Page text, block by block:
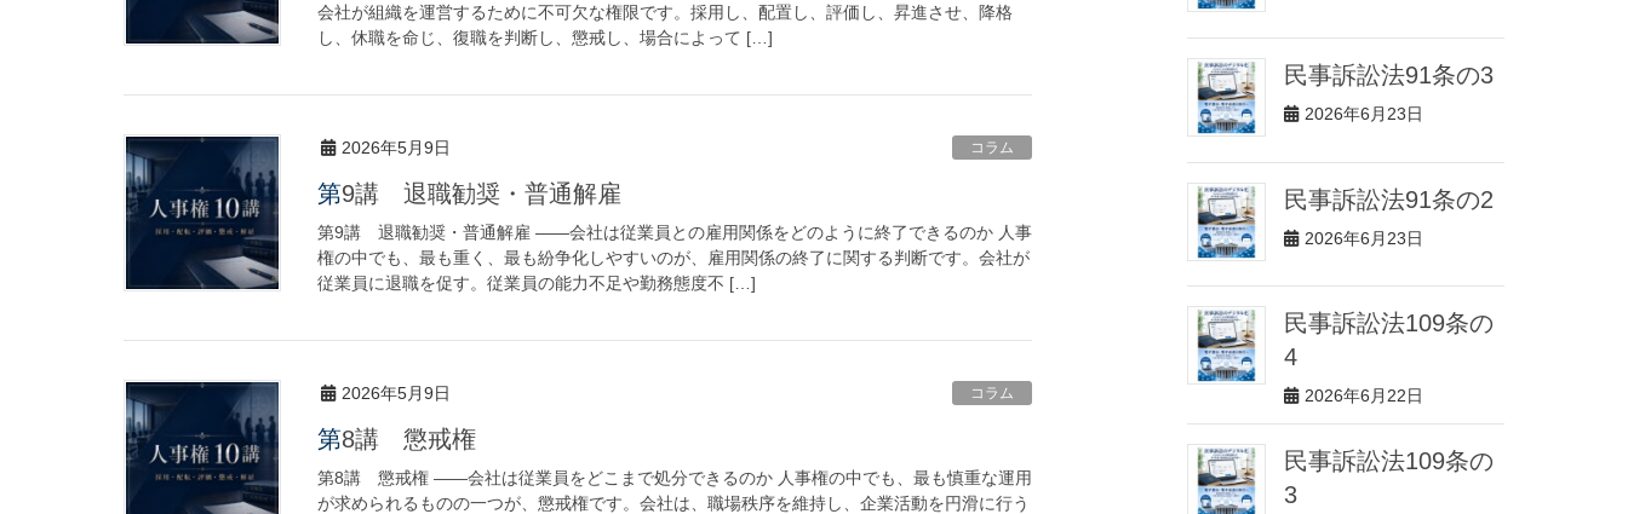
会社が組織を運営するために不可欠な権限です。採用し、配置し、評価し、昇進させ、降格
し、休職を命じ、復職を判断し、懲戒し、場合によって […]
2026年5月9日 コラム
第9講 退職勧奨・普通解雇
第9講 退職勧奨・普通解雇 ――会社は従業員との雇用関係をどのように終了できるのか 人事
権の中でも、最も重く、最も紛争化しやすいのが、雇用関係の終了に関する判断です。会社が
従業員に退職を促す。従業員の能力不足や勤務態度不 […]
2026年5月9日 コラム
第8講 懲戒権
第8講 懲戒権 ――会社は従業員をどこまで処分できるのか 人事権の中でも、最も慎重な運用
が求められるものの一つが、懲戒権です。会社は、職場秩序を維持し、企業活動を円滑に行う
民事訴訟法91条の3
2026年6月23日
民事訴訟法91条の2
2026年6月23日
民事訴訟法109条の
4
2026年6月22日
民事訴訟法109条の
3